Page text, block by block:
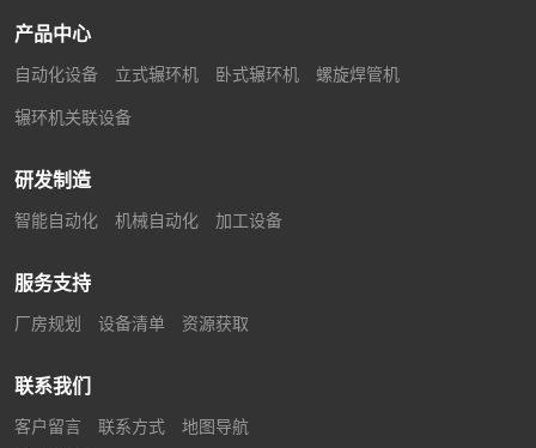
产品中心
自动化设备 立式辗环机 卧式辗环机 螺旋焊管机
辗环机关联设备
研发制造
智能自动化 机械自动化 加工设备
服务支持
厂房规划 设备清单 资源获取
联系我们
客户留言 联系方式 地图导航